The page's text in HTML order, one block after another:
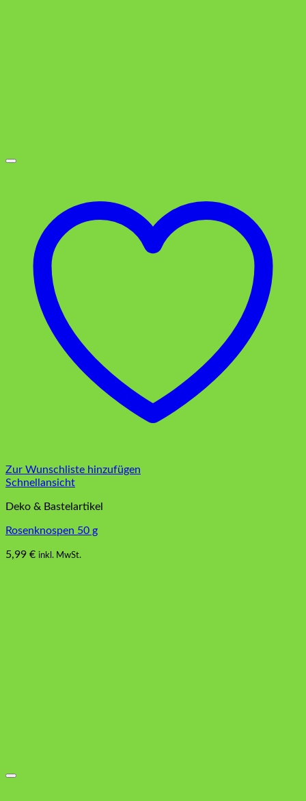
Zur Wunschliste hinzufügen
Schnellansicht
Deko & Bastelartikel
Rosenknospen 50 g
5,99 € inkl. MwSt.